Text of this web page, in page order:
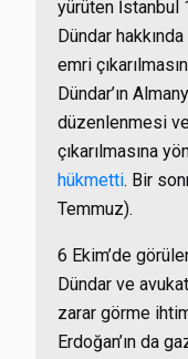
yürüten İstanbul
Dündar
emri
Dündar’ın
düzenlenmesi ve
çıkarılmasına
hükmetti. Bir
Temmuz).
6 Ekim’de
Dündar ve
zarar görme
Erdoğan’ın da